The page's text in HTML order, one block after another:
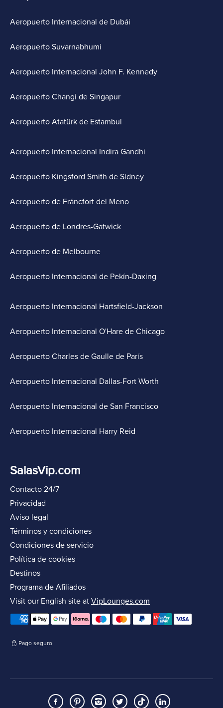
Aeropuerto Internacional de Dubái
Aeropuerto Suvarnabhumi
Aeropuerto Internacional John F. Kennedy
Aeropuerto Changi de Singapur
Aeropuerto Atatürk de Estambul
Aeropuerto Internacional Indira Gandhi
Aeropuerto Kingsford Smith de Sídney
Aeropuerto de Fráncfort del Meno
Aeropuerto de Londres-Gatwick
Aeropuerto de Melbourne
Aeropuerto Internacional de Pekín-Daxing
Aeropuerto Internacional Hartsfield-Jackson
Aeropuerto Internacional O'Hare de Chicago
Aeropuerto Charles de Gaulle de París
Aeropuerto Internacional Dallas-Fort Worth
Aeropuerto Internacional de San Francisco
Aeropuerto Internacional Harry Reid
SalasVip.com
Contacto 24/7
Privacidad
Aviso legal
Términos y condiciones
Condiciones de servicio
Política de cookies
Destinos
Programa de Afiliados
Visit our English site at VipLounges.com
Pago seguro